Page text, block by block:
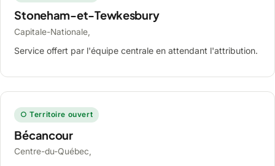
Stoneham-et-Tewkesbury
Capitale-Nationale,
Service offert par l'équipe centrale en attendant l'attribution.
○ Territoire ouvert
Bécancour
Centre-du-Québec,